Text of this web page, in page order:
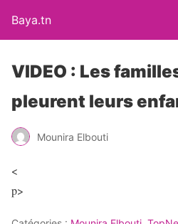
Baya.tn
VIDEO : Les
pleurent leurs
Mounira Elbouti
<
p>